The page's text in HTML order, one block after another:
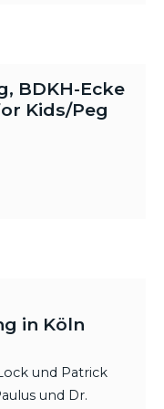
BDKH-Ecke
Kids/Peg
in Köln
und Patrick
und Dr.